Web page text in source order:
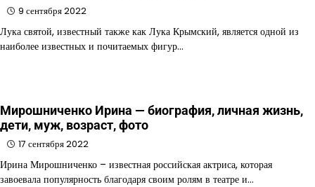
9 сентября 2022
Лука святой, известный также как Лука Крымский, является одной из
наиболее известных и почитаемых фигур…
Мирошниченко Ирина — биография, личная жизнь,
дети, муж, возраст, фото
17 сентября 2022
Ирина Мирошниченко – известная российская актриса, которая
завоевала популярность благодаря своим ролям в театре и…